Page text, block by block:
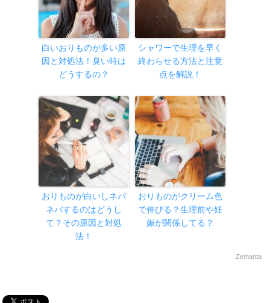
白いおりものが多い原
因と対処法！臭い時は
どうするの？
シャワーで生理を早く
終わらせる方法と注意
点を解説！
おりものが白いしネバ
ネバするのはどうし
て？その原因と対処
法！
おりものがクリーム色
で伸びる？生理前や妊
娠が関係してる？
Zemanta